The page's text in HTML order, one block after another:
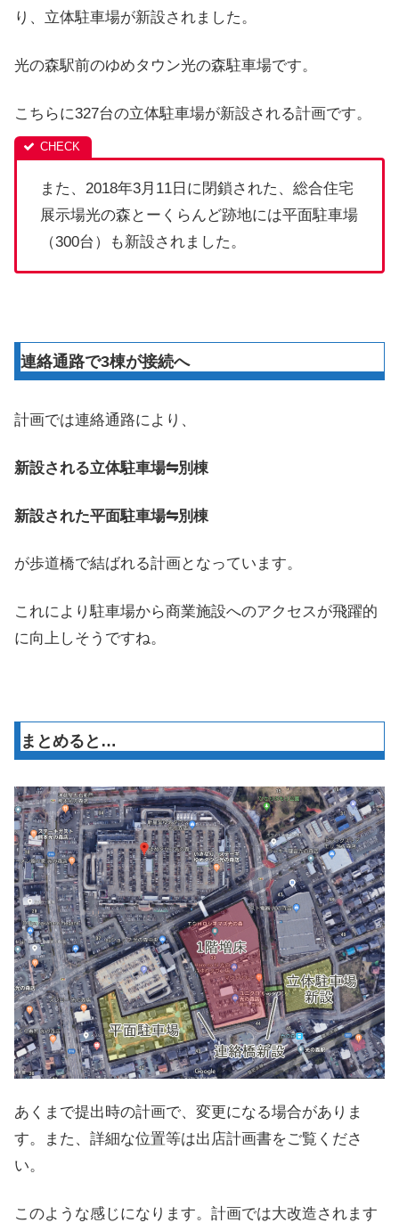
り、立体駐車場が新設されました。
光の森駅前のゆめタウン光の森駐車場です。
こちらに327台の立体駐車場が新設される計画です。
また、2018年3月11日に閉鎖された、総合住宅
展示場光の森とーくらんど跡地には平面駐車場
（300台）も新設されました。
連絡通路で3棟が接続へ
計画では連絡通路により、
新設される立体駐車場⇋別棟
新設された平面駐車場⇋別棟
が歩道橋で結ばれる計画となっています。
これにより駐車場から商業施設へのアクセスが飛躍的
に向上しそうですね。
まとめると…
あくまで提出時の計画で、変更になる場合がありま
す。また、詳細な位置等は出店計画書をご覧くださ
い。
このような感じになります。計画では大改造されます